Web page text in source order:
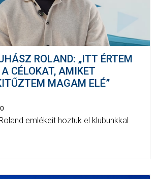
ROLAND: „ITT ÉRTEM
CÉLOKAT, AMIKET
MAGAM ELÉ”
emlékeit hoztuk el klubunkkal